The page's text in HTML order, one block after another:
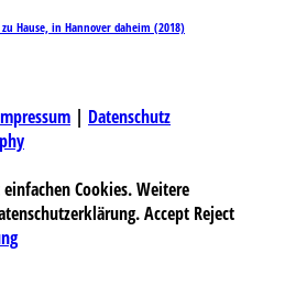
Hause, in Hannover daheim (2018)
| Datenschutz
Cookies. Weitere
Accept Reject